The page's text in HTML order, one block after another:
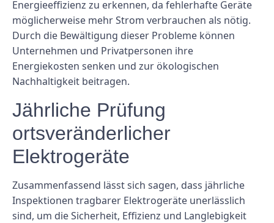
Energieeffizienz zu erkennen, da fehlerhafte Geräte
möglicherweise mehr Strom verbrauchen als nötig.
Durch die Bewältigung dieser Probleme können
Unternehmen und Privatpersonen ihre
Energiekosten senken und zur ökologischen
Nachhaltigkeit beitragen.
Jährliche Prüfung
ortsveränderlicher
Elektrogeräte
Zusammenfassend lässt sich sagen, dass jährliche
Inspektionen tragbarer Elektrogeräte unerlässlich
sind, um die Sicherheit, Effizienz und Langlebigkeit